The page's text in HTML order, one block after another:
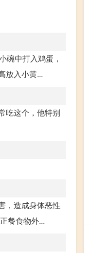
碗中打入鸡蛋，
放入小黄...
吃这个，他特别
，造成身体恶性
餐食物外...